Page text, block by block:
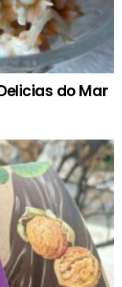
do Mar